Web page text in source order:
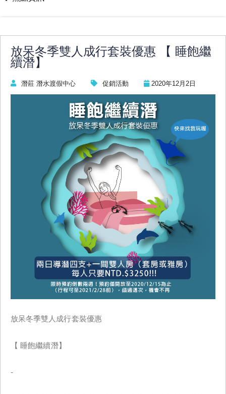
放呆冬季雙人成行套裝優惠 【 睡飽繼
續潛】
潛莊 潛水渡假中心 促銷活動 2020年12月2日
放呆冬季雙人成行套裝優惠
【 睡飽繼續潛】
-